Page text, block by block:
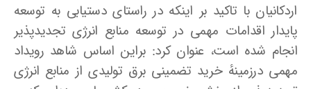
اردکانیان با تاکید بر اینکه در راستای دستیابی به توسعه
پایدار اقدامات مهمی در توسعه منابع انرژی تجدیدپذیر
انجام شده است، عنوان کرد: براین اساس شاهد رویداد
مهمی درزمینهٔ خرید تضمینی برق تولیدی از منابع انرژی